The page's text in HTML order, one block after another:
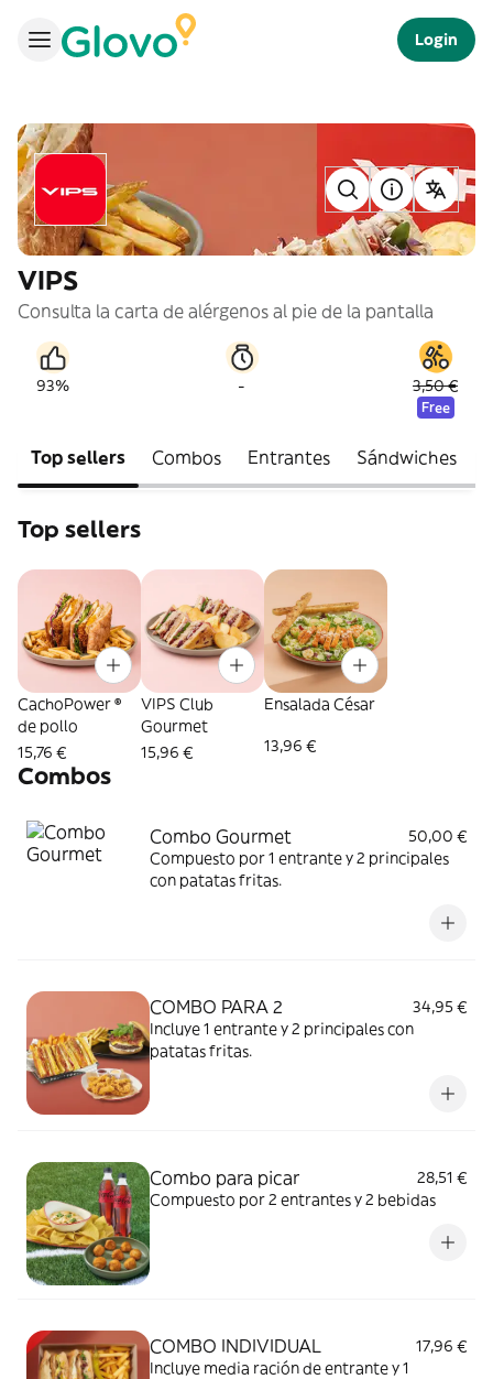
Login
VIPS
Consulta la carta de alérgenos al pie de la pantalla
93% - 3,50 €
Free
Top sellers Combos Entrantes Sándwiches
Top sellers
CachoPower ®
de pollo
15,76 €
VIPS Club
Gourmet
15,96 €
Ensalada César
13,96 €
Combos
Combo Gourmet
50,00 €
Compuesto por 1 entrante y 2 principales
con patatas fritas.
COMBO PARA 2
34,95 €
Incluye 1 entrante y 2 principales con
patatas fritas.
Combo para picar
28,51 €
Compuesto por 2 entrantes y 2 bebidas
COMBO INDIVIDUAL
17,96 €
Incluye media ración de entrante y 1